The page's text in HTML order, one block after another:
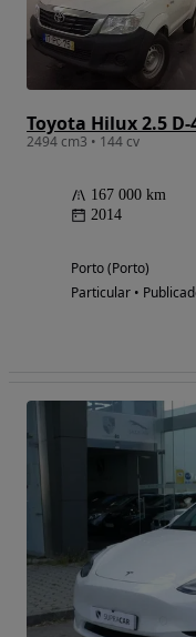
Toyota Hilux 2.5 D-
2494 cm3 • 144 cv
167 000 km
2014
Porto (Porto)
Particular •